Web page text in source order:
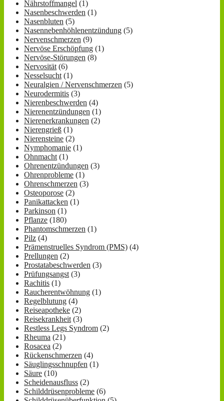
Nährstoffmangel (1)
Nasenbeschwerden (1)
Nasenbluten (5)
Nasennebenhöhlenentzündung (5)
Nervenschmerzen (9)
Nervöse Erschöpfung (1)
Nervöse-Störungen (8)
Nervosität(6)
Nesselsucht(1)
Neuralgien / Nervenschmerzen (5)
Neurodermitis (3)
Nierenbeschwerden (4)
Nierenentzündungen (1)
Nierenerkrankungen (2)
Nierengrieß (1)
Nierensteine (2)
Nymphomanie (1)
Ohnmacht(1)
Ohrenentzündungen (3)
Ohrenprobleme (1)
Ohrenschmerzen (3)
Osteoporose (2)
Panikattacken (1)
Parkinson (1)
Pflanze (180)
Phantomschmerzen (1)
Pilz (4)
Prämenstruelles Syndrom (PMS) (4)
Prellungen (2)
Prostatabeschwerden (3)
Prüfungsangst(3)
Rachitis (1)
Raucherentwöhnung (1)
Regelblutung (4)
Reiseapotheke (2)
Reisekrankheit(3)
Restless Legs Syndrom (2)
Rheuma (21)
Rosacea (2)
Rückenschmerzen (4)
Säuglingsschnupfen (1)
Säure (10)
Scheidenausfluss (2)
Schilddrüsenprobleme (6)